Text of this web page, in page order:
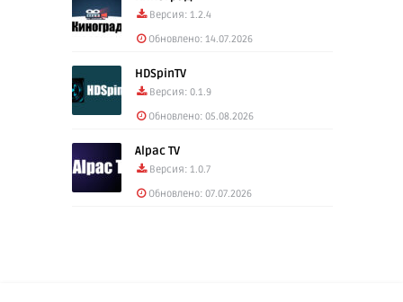
Версия: 1.2.4
Обновлено: 14.07.2026
HDSpinTV
Версия: 0.1.9
Обновлено: 05.08.2026
Alpac TV
Версия: 1.0.7
Обновлено: 07.07.2026